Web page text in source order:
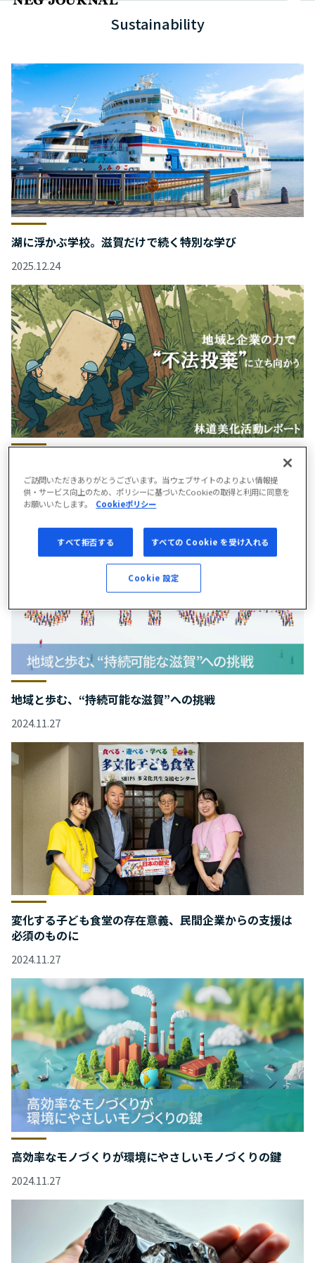
Sustainability
湖に浮かぶ学校。滋賀だけで続く特別な学び
2025.12.24
企業と地域が協力！琵琶湖の水を守る林道美化活動の現
2025.05.16
地域と歩む、“持続可能な滋賀”への挑戦
2024.11.27
変化する子ども食堂の存在意義、民間企業からの支援は
必須のものに
2024.11.27
高効率なモノづくりが環境にやさしいモノづくりの鍵
2024.11.27
ご訪問いただきありがとうございます。当ウェブサイトのよりよい情報提
供・サービス向上のため、ポリシーに基づいたCookieの取得と利用に同意を
お願いいたします。
Cookieポリシー
すべて拒否する すべての Cookie を受け入れる
Cookie 設定